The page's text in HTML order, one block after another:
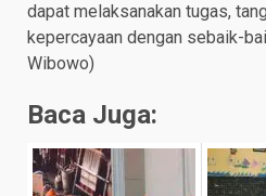
dapat melaksanakan tugas,
kepercayaan dengan sebaik-
Wibowo)
Baca Juga: